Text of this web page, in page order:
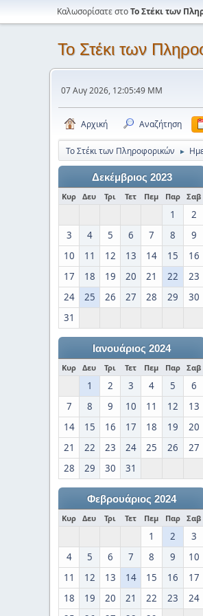
Καλωσορίσατε στοΤο Στέκι των
Το Στέκι των
07 Αυγ 2026, 12:05:49 ΜΜ
Αρχική Αναζήτηση
Το Στέκι των Πληροφορικών ►
Δεκέμβριος 2023
Κυρ Δευ Τρι Τετ Πεμ Παρ Σαβ
1
2
3
4 5 6 7 8
9
10
11 12 13 14 15
16
17
18 19 20 21 22
23
24
25 26 27 28 29
30
31
Ιανουάριος 2024
Κυρ Δευ Τρι Τετ Πεμ Παρ Σαβ
1 2 3 4 5
6
7
8 9 10 11 12
13
14
15 16 17 18 19
20
21
22 23 24 25 26
27
28
29 30 31
Φεβρουάριος 2024
Κυρ Δευ Τρι Τετ Πεμ Παρ Σαβ
1 2
3
4
5 6 7 8 9
10
11
12 13 14 15 16
17
18
19 20 21 22 23
24